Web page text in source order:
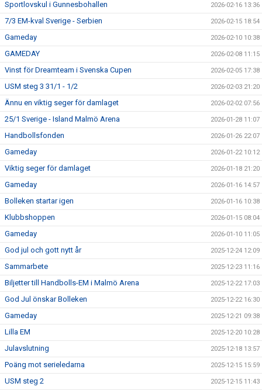
Sportlovskul i Gunnesbohallen 2026-02-16 13:36
7/3 EM-kval Sverige - Serbien 2026-02-15 18:54
Gameday 2026-02-10 10:38
GAMEDAY 2026-02-08 11:15
Vinst för Dreamteam i Svenska Cupen 2026-02-05 17:38
USM steg 3 31/1 - 1/2 2026-02-03 21:20
Ännu en viktig seger för damlaget 2026-02-02 07:56
25/1 Sverige - Island Malmö Arena 2026-01-28 11:07
Handbollsfonden 2026-01-26 22:07
Gameday 2026-01-22 10:12
Viktig seger för damlaget 2026-01-18 21:20
Gameday 2026-01-16 14:57
Bolleken startar igen 2026-01-16 10:38
Klubbshoppen 2026-01-15 08:04
Gameday 2026-01-10 11:05
God jul och gott nytt år 2025-12-24 12:09
Sammarbete 2025-12-23 11:16
Biljetter till Handbolls-EM i Malmö Arena 2025-12-22 17:03
God Jul önskar Bolleken 2025-12-22 16:30
Gameday 2025-12-21 09:38
Lilla EM 2025-12-20 10:28
Julavslutning 2025-12-18 13:57
Poäng mot serieledarna 2025-12-15 15:59
USM steg 2 2025-12-15 11:43